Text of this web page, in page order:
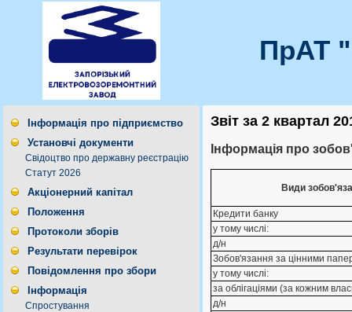
ПрАТ
Інформація про підприємство
Установчі документи
Свідоцтво про державну реєстрацію
Статут 2026
Акціонерний капітал
Положення
Протоколи зборів
Результати перевірок
Повідомлення про збори
Інформація
Спростування
Звіт за 2 квартал
Інформація про
Види
Кредити банку
у тому числі:
д/н
Зобов'язання за цінними
у тому числі:
за облігаціями (за кожним
д/н